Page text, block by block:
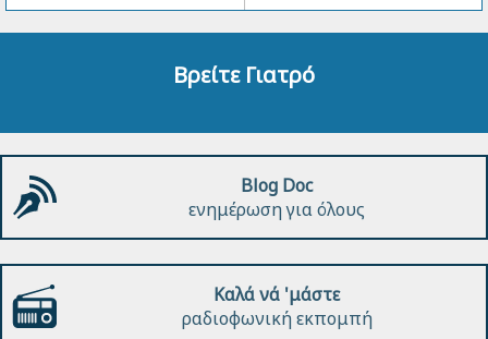
Βρείτε Γιατρό
Blog Doc
ενημέρωση για όλους
Καλά νά 'μάστε
ραδιοφωνική εκπομπή